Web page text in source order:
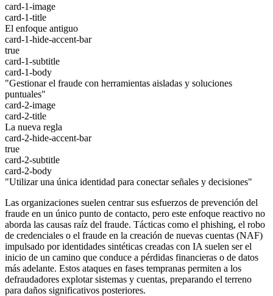
card-1-image
card-1-title
El enfoque antiguo
card-1-hide-accent-bar
true
card-1-subtitle
card-1-body
"Gestionar el fraude con herramientas aisladas y soluciones
puntuales"
card-2-image
card-2-title
La nueva regla
card-2-hide-accent-bar
true
card-2-subtitle
card-2-body
"Utilizar una única identidad para conectar señales y decisiones"
Las organizaciones suelen centrar sus esfuerzos de prevención del
fraude en un único punto de contacto, pero este enfoque reactivo no
aborda las causas raíz del fraude. Tácticas como el phishing, el robo
de credenciales o el fraude en la creación de nuevas cuentas (NAF)
impulsado por identidades sintéticas creadas con IA suelen ser el
inicio de un camino que conduce a pérdidas financieras o de datos
más adelante. Estos ataques en fases tempranas permiten a los
defraudadores explotar sistemas y cuentas, preparando el terreno
para daños significativos posteriores.